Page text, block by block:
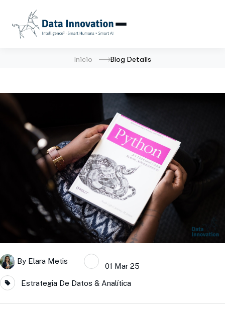
Inicio Blog Details
By Elara Metis
01 Mar 25
Estrategia De Datos & Analítica